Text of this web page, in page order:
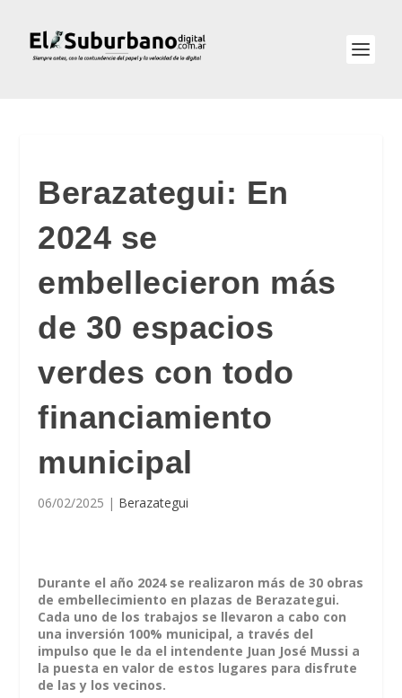
Berazategui: En
2024 se
embellecieron más
de 30 espacios
verdes con todo
financiamiento
municipal
06/02/2025 | Berazategui
Durante el año 2024 se realizaron más de 30 obras
de embellecimiento en plazas de Berazategui.
Cada uno de los trabajos se llevaron a cabo con
una inversión 100% municipal, a través del
impulso que le da el intendente Juan José Mussi a
la puesta en valor de estos lugares para disfrute
de las y los vecinos.